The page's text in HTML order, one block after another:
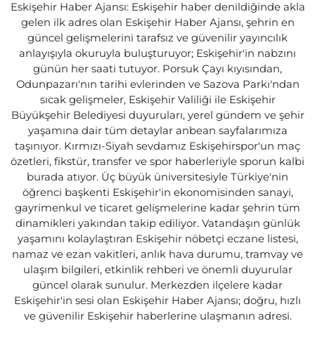
Eskişehir Haber Ajansı: Eskişehir haber denildiğinde akla
gelen ilk adres olan Eskişehir Haber Ajansı, şehrin en
güncel gelişmelerini tarafsız ve güvenilir yayıncılık
anlayışıyla okuruyla buluşturuyor; Eskişehir'in nabzını
günün her saati tutuyor. Porsuk Çayı kıyısından,
Odunpazarı'nın tarihi evlerinden ve Sazova Parkı'ndan
sıcak gelişmeler, Eskişehir Valiliği ile Eskişehir
Büyükşehir Belediyesi duyuruları, yerel gündem ve şehir
yaşamına dair tüm detaylar anbean sayfalarımıza
taşınıyor. Kırmızı-Siyah sevdamız Eskişehirspor'un maç
özetleri, fikstür, transfer ve spor haberleriyle sporun kalbi
burada atıyor. Üç büyük üniversitesiyle Türkiye'nin
öğrenci başkenti Eskişehir'in ekonomisinden sanayi,
gayrimenkul ve ticaret gelişmelerine kadar şehrin tüm
dinamikleri yakından takip ediliyor. Vatandaşın günlük
yaşamını kolaylaştıran Eskişehir nöbetçi eczane listesi,
namaz ve ezan vakitleri, anlık hava durumu, tramvay ve
ulaşım bilgileri, etkinlik rehberi ve önemli duyurular
güncel olarak sunulur. Merkezden ilçelere kadar
Eskişehir'in sesi olan Eskişehir Haber Ajansı; doğru, hızlı
ve güvenilir Eskişehir haberlerine ulaşmanın adresi.